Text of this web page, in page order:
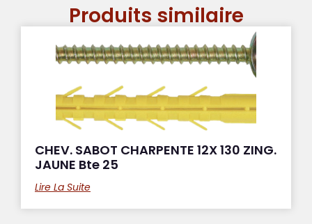
Produits similaire
CHEV. SABOT CHARPENTE 12X 130 ZING.
JAUNE Bte 25
Lire La Suite